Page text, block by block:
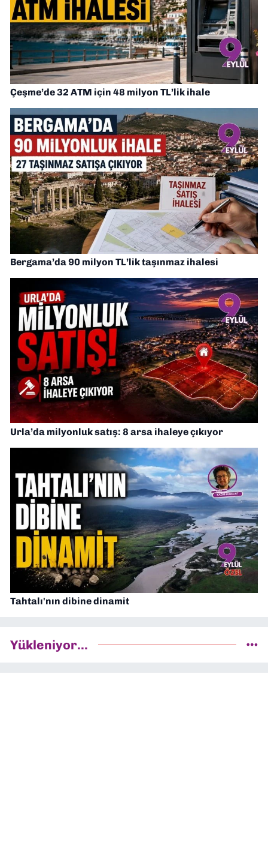
Çeşme’de 32 ATM için 48 milyon TL’lik ihale
Bergama’da 90 milyon TL’lik taşınmaz ihalesi
Urla’da milyonluk satış: 8 arsa ihaleye çıkıyor
Tahtalı'nın dibine dinamit
Yükleniyor...